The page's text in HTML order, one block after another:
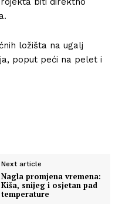
ložišta na ugalj
poput peći na pelet i
Next article
Nagla promjena vremena:
Kiša, snijeg i osjetan pad
temperature